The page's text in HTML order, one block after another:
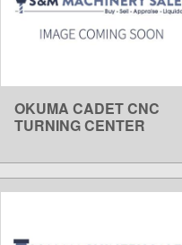
LEARN MORE
OKUMA CADET CNC
TURNING CENTER